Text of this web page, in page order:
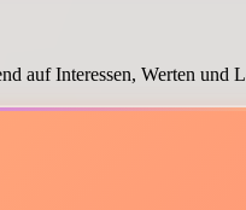
auf Interessen, Werten